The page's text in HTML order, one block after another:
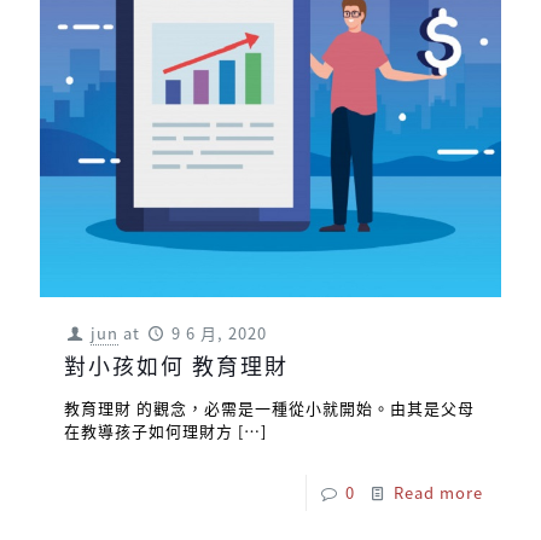
jun at 9 6 月, 2020
對小孩如何 教育理財
教育理財 的觀念，必需是一種從小就開始。由其是父母
在教導孩子如何理財方 […]
0 Read more